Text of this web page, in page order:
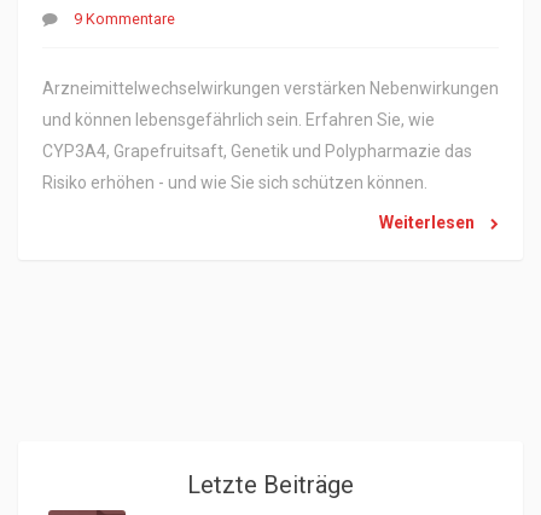
9 Kommentare
Arzneimittelwechselwirkungen verstärken Nebenwirkungen
und können lebensgefährlich sein. Erfahren Sie, wie
CYP3A4, Grapefruitsaft, Genetik und Polypharmazie das
Risiko erhöhen - und wie Sie sich schützen können.
Weiterlesen
Letzte Beiträge